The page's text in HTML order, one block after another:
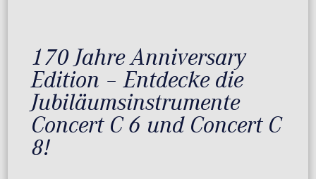
170 Jahre Anniversary
Edition – Entdecke die
Jubiläumsinstrumente
Concert C 6 und Concert C
8!